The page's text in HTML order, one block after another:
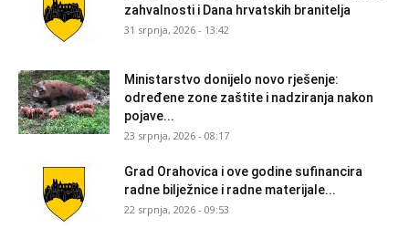
zahvalnosti i Dana hrvatskih branitelja
31 srpnja, 2026 - 13:42
Ministarstvo donijelo novo rješenje:
određene zone zaštite i nadziranja nakon
pojave...
23 srpnja, 2026 - 08:17
Grad Orahovica i ove godine sufinancira
radne bilježnice i radne materijale...
22 srpnja, 2026 - 09:53